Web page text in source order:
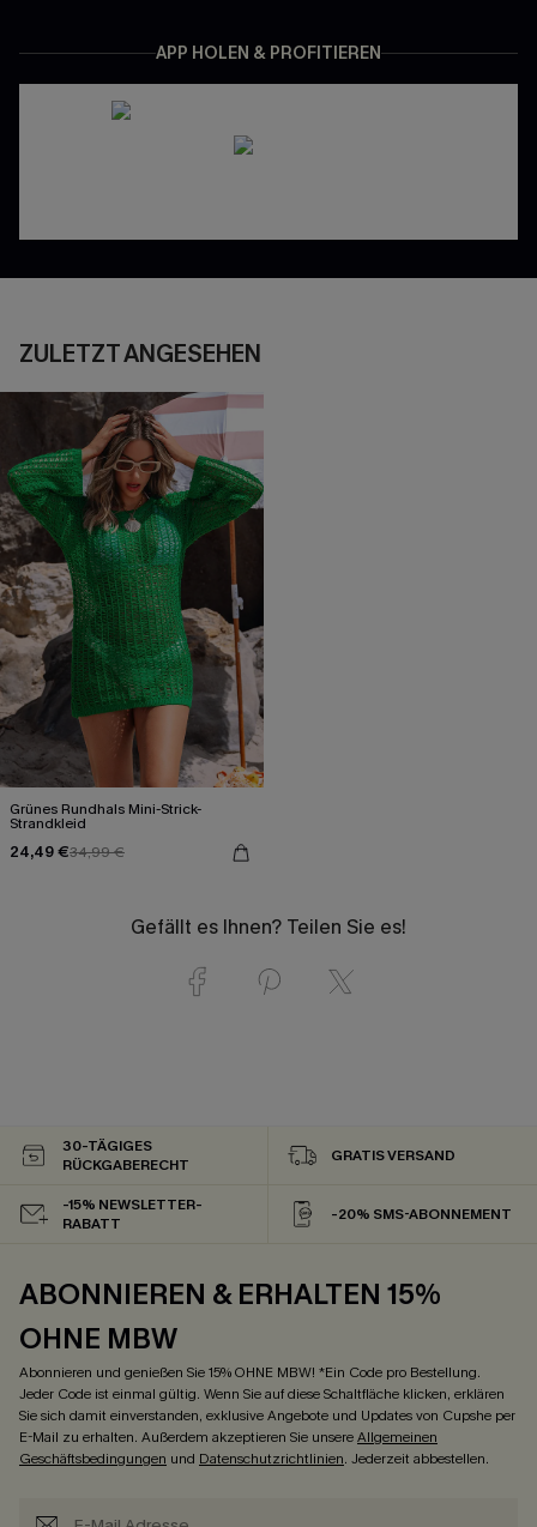
APP HOLEN & PROFITIEREN
ZULETZT ANGESEHEN
Grünes Rundhals Mini-Strick-
Strandkleid
24,49 €34,99 €
Gefällt es Ihnen? Teilen Sie es!
30-TÄGIGES
RÜCKGABERECHT
GRATIS VERSAND
-15% NEWSLETTER-
RABATT
-20% SMS-ABONNEMENT
ABONNIEREN & ERHALTEN 15%
OHNE MBW
Abonnieren und genießen Sie 15% OHNE MBW! *Ein Code pro Bestellung.
Jeder Code ist einmal gültig. Wenn Sie auf diese Schaltfläche klicken, erklären
Sie sich damit einverstanden, exklusive Angebote und Updates von Cupshe per
E-Mail zu erhalten. Außerdem akzeptieren Sie unsereAllgemeinen
Geschäftsbedingungen und Datenschutzrichtlinien. Jederzeit abbestellen.